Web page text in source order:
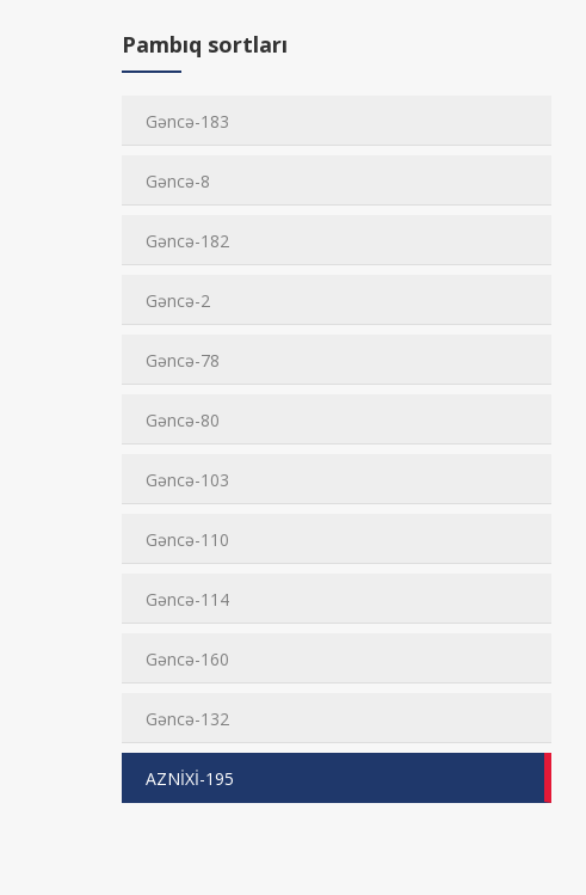
Pambıq sortları
Gəncə-183
Gəncə-8
Gəncə-182
Gəncə-2
Gəncə-78
Gəncə-80
Gəncə-103
Gəncə-110
Gəncə-114
Gəncə-160
Gəncə-132
AZNİXİ-195